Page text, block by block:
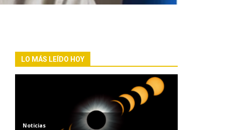
LO MÁS LEÍDO HOY